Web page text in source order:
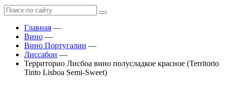
Главная —
Вино —
Вино Португалии —
Лиссабон —
Территорио Лисбоа вино полусладкое красное (Territorio
Tinto Lisboa Semi-Sweet)